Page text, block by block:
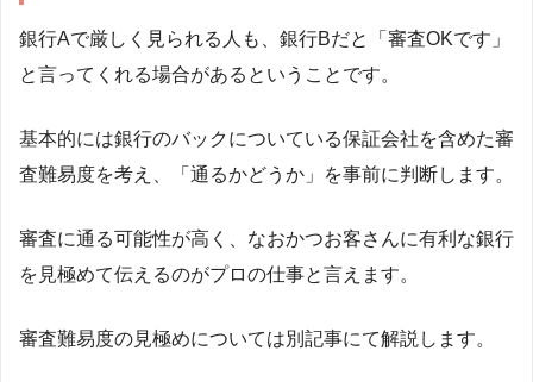
銀行Aで厳しく見られる人も、銀行Bだと「審査OKです」
と言ってくれる場合があるということです。
基本的には銀行のバックについている保証会社を含めた審
査難易度を考え、「通るかどうか」を事前に判断します。
審査に通る可能性が高く、なおかつお客さんに有利な銀行
を見極めて伝えるのがプロの仕事と言えます。
審査難易度の見極めについては別記事にて解説します。